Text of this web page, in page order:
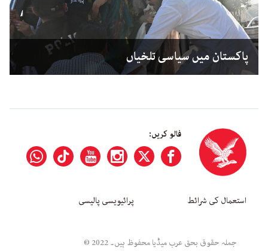
پاکستان میں سیاسی تلخیاں
فالو کریں:
استعمال کی شرائط پرائیویسی پالیسی
جملہ حقوق بحق عرب میڈیا محفوظ ہیں۔ 2022 ©